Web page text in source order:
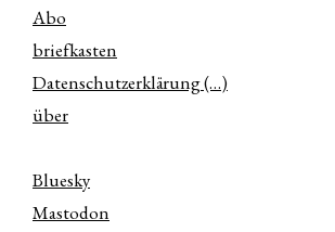
Abo
briefkasten
Datenschutzerklärung (…)
über
Bluesky
Mastodon